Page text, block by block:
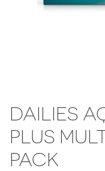
DAILIES
PLUS
PACK